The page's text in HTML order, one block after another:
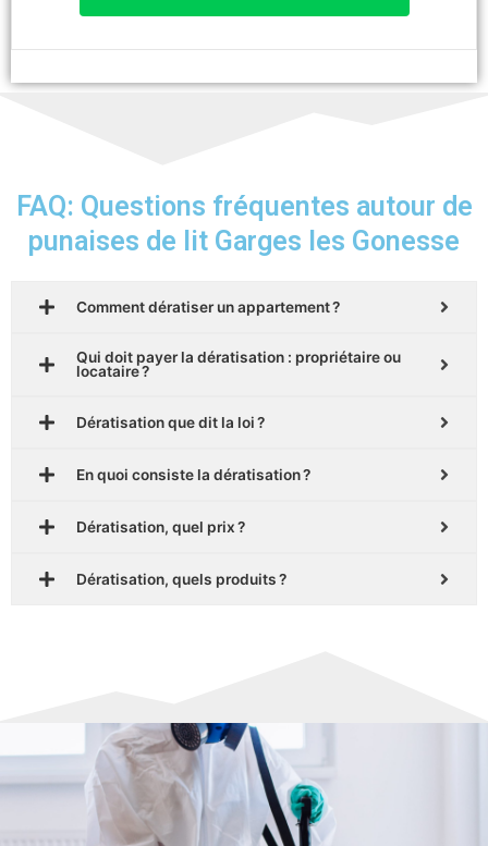
FAQ: Questions fréquentes autour de
punaises de lit Garges les Gonesse
Comment dératiser un appartement ?
Qui doit payer la dératisation : propriétaire ou
locataire ?
Dératisation que dit la loi ?
En quoi consiste la dératisation ?
Dératisation, quel prix ?
Dératisation, quels produits ?